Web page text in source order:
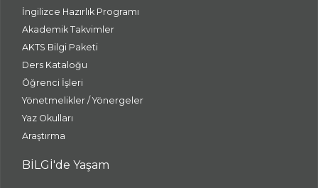
İngilizce Hazırlık Programı
Akademik Takvimler
AKTS Bilgi Paketi
Ders Kataloğu
Öğrenci İşleri
Yönetmelikler / Yönergeler
Yaz Okulları
Araştırma
BİLGİ'de Yaşam